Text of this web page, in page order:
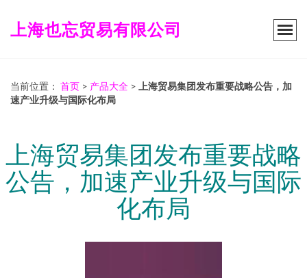
上海也忘贸易有限公司
当前位置： 首页 > 产品大全 >
上海贸易集团发布重要战略公告，加
速产业升级与国际化布局
上海贸易集团发布重要战略
公告，加速产业升级与国际
化布局